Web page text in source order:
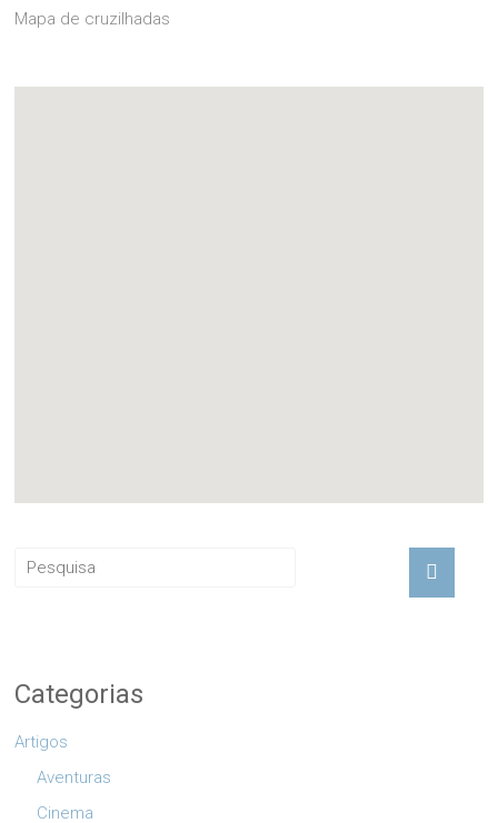
Mapa de cruzilhadas
Categorias
Artigos
Aventuras
Cinema